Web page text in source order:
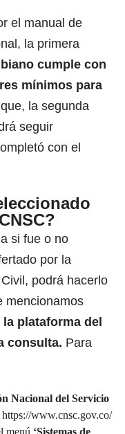
el manual de
la primera
cumple con
mínimos para
la segunda
seguir
con el
si fue o no
por la
podrá hacerlo
mencionamos
la plataforma del
consulta. Para
Nacional del Servicio
https://www.cnsc.gov.co/
menú ‘Sistemas de